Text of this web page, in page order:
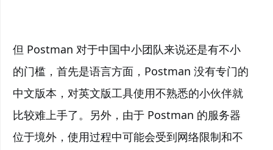
但 Postman 对于中国中小团队来说还是有不小
的门槛，首先是语言方面，Postman 没有专门的
中文版本，对英文版工具使用不熟悉的小伙伴就
比较难上手了。另外，由于 Postman 的服务器
位于境外，使用过程中可能会受到网络限制和不